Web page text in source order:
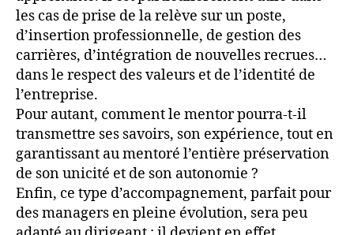
les cas de prise de la relève sur un poste,
d’insertion professionnelle, de gestion des
carrières, d’intégration de nouvelles recrues…
dans le respect des valeurs et de l’identité de
l’entreprise.
Pour autant, comment le mentor pourra-t-il
transmettre ses savoirs, son expérience, tout en
garantissant au mentoré l’entière préservation
de son unicité et de son autonomie ?
Enfin, ce type d’accompagnement, parfait pour
des managers en pleine évolution, sera peu